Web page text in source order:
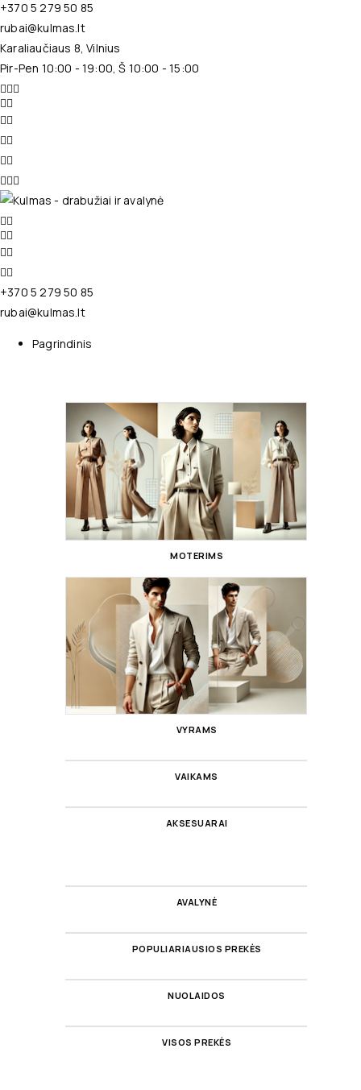
+370 5 279 50 85
rubai@kulmas.lt
Karaliaučiaus 8, Vilnius
Pir-Pen 10:00 - 19:00, Š 10:00 - 15:00
+370 5 279 50 85
rubai@kulmas.lt
Pagrindinis
MOTERIMS
VYRAMS
VAIKAMS
AKSESUARAI
AVALYNĖ
POPULIARIAUSIOS PREKĖS
NUOLAIDOS
VISOS PREKĖS